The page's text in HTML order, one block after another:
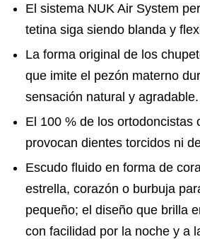
El sistema NUK Air System
tetina siga siendo blanda y
La forma original de los
que imite el pezón materno
sensación natural y agradable.
El 100 % de los ortodoncistas
provocan dientes torcidos ni
Escudo fluido en forma de
estrella, corazón o burbuja
pequeño; el diseño que brilla
con facilidad por la noche y a